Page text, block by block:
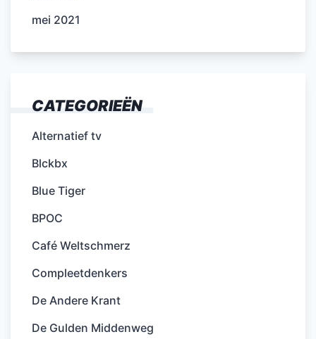
mei 2021
CATEGORIEËN
Alternatief tv
Blckbx
Blue Tiger
BPOC
Café Weltschmerz
Compleetdenkers
De Andere Krant
De Gulden Middenweg